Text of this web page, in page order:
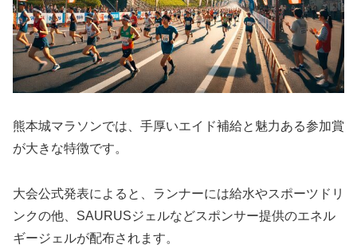
熊本城マラソンでは、手厚いエイド補給と魅力ある参加賞
が大きな特徴です。
大会公式発表によると、ランナーには給水やスポーツドリ
ンクの他、SAURUSジェルなどスポンサー提供のエネル
ギージェルが配布されます。